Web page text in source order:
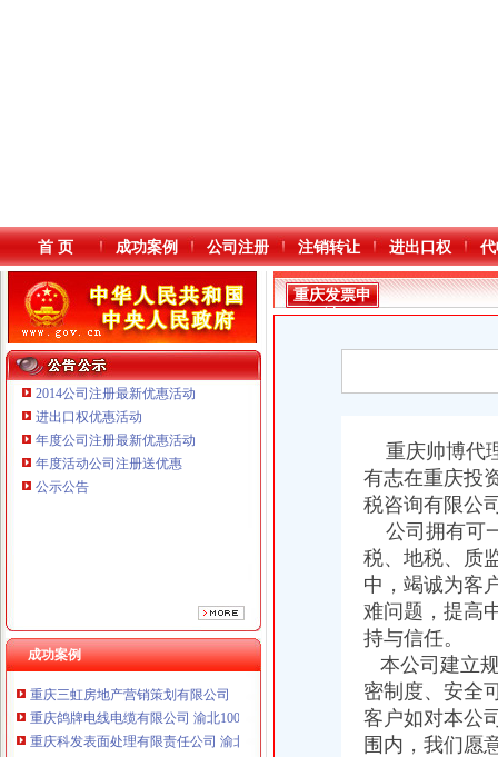
本站导航
首 页 成功案例 公司注册 注销转让 进出口权
2014公司注册最新优惠活动
进出口权优惠活动
年度公司注册最新优惠活动
年度活动公司注册送优惠
公示公告
成功案例
重庆鸽牌电线电缆有限公司 渝北10010万 (进出口权)
重庆科发表面处理有限责任公司 渝北800万 （进出口权）
重庆傲志众达投资咨询有限责任公司 渝九1000万 （增资）
重庆海谛升进出口贸易有限公司 渝北100万 （进出口权）
重庆奕欣锦诚商贸有限公司 渝九50万 （工商注册）
重庆信同广告有限公司 渝沙50万 （工商注册）
重庆三虹房地产营销策划有限公司
重庆鸽牌电线电缆有限公司 渝北10010万 (进出口权)
重庆科发表面处理有限责任公司 渝北800万 （进出口权）
重庆傲志众达投资咨询有限责任公司 渝九1000万 （增资）
重庆发票申
请
重庆帅博代
有志在重庆投
税咨询有限公
公司拥有可
税、地税、质
中，竭诚为客
难问题，提高
持与信任。
本公司建立
密制度、安全
客户如对本公
围内，我们愿